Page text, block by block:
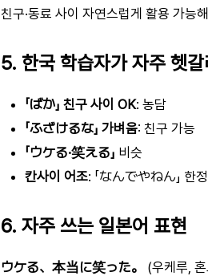
친구·동료 사이 자연스럽게 활용 가능
5. 한국 학습자가 자주 헷
「ばか」 친구 사이 OK: 농담
「ふざけるな」 가벼움: 친구 가능
「ウケる·笑える」 비슷
칸사이 어조: 「なんでやねん」 한정
6. 자주 쓰는 일본어 표현
ウケる、本当に笑った。 (우케루,